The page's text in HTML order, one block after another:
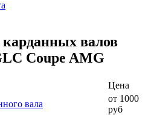
валов
Coupe AMG
Цена
вала
от 1000
руб